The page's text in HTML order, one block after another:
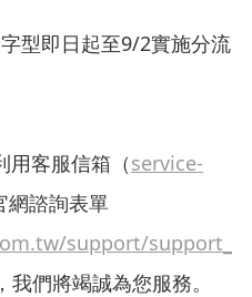
型即日起至9/2實施分流
用客服信箱（service-
網諮詢表單
support/support_
我們將竭誠為您服務。